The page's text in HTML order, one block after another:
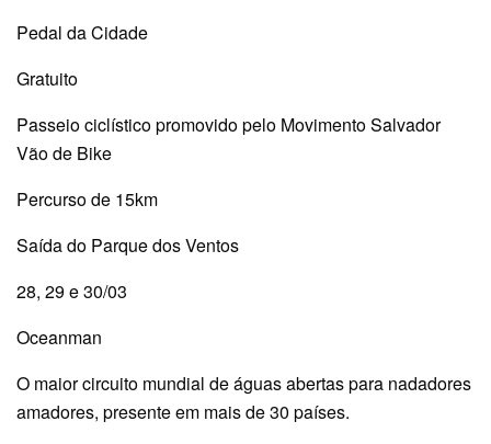
Pedal da Cidade
Gratuito
Passeio ciclístico promovido pelo Movimento Salvador
Vão de Bike
Percurso de 15km
Saída do Parque dos Ventos
28, 29 e 30/03
Oceanman
O maior circuito mundial de águas abertas para nadadores
amadores, presente em mais de 30 países.